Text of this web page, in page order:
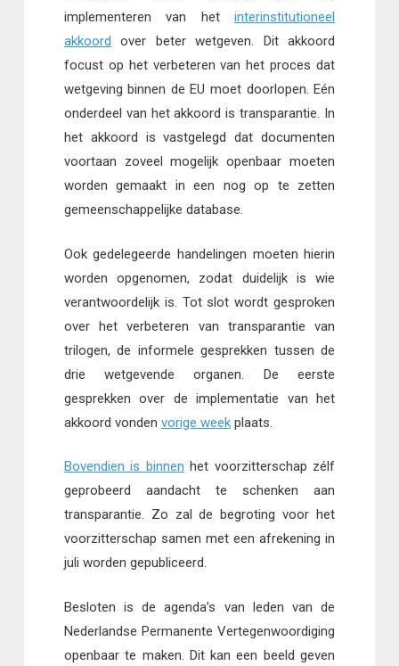
implementeren van hetinterinstitutioneel
akkoord over beter wetgeven. Dit akkoord
focust op het verbeteren van het proces dat
wetgeving binnen de EU moet doorlopen. Eén
onderdeel van het akkoord is transparantie. In
het akkoord is vastgelegd dat documenten
voortaan zoveel mogelijk openbaar moeten
worden gemaakt in een nog op te zetten
gemeenschappelijke database.
Ook gedelegeerde handelingen moeten hierin
worden opgenomen, zodat duidelijk is wie
verantwoordelijk is. Tot slot wordt gesproken
over het verbeteren van transparantie van
trilogen, de informele gesprekken tussen de
drie wetgevende organen. De eerste
gesprekken over de implementatie van het
akkoord vonden vorige weekplaats.
Bovendien is binnen het voorzitterschap zélf
geprobeerd aandacht te schenken aan
transparantie. Zo zal de begroting voor het
voorzitterschap samen met een afrekening in
juli worden gepubliceerd.
Besloten is de agenda’s van leden van de
Nederlandse Permanente Vertegenwoordiging
openbaar te maken. Dit kan een beeld geven